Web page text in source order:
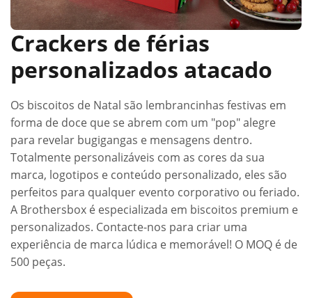
Crackers de férias
personalizados atacado
Os biscoitos de Natal são lembrancinhas festivas em
forma de doce que se abrem com um "pop" alegre
para revelar bugigangas e mensagens dentro.
Totalmente personalizáveis com as cores da sua
marca, logotipos e conteúdo personalizado, eles são
perfeitos para qualquer evento corporativo ou feriado.
A Brothersbox é especializada em biscoitos premium e
personalizados. Contacte-nos para criar uma
experiência de marca lúdica e memorável! O MOQ é de
500 peças.